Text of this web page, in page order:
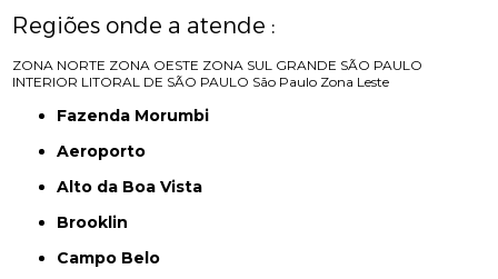
Regiões onde a atende :
ZONA NORTE ZONA OESTE ZONA SUL GRANDE SÃO PAULO
INTERIOR LITORAL DE SÃO PAULO São Paulo Zona Leste
Fazenda Morumbi
Aeroporto
Alto da Boa Vista
Brooklin
Campo Belo